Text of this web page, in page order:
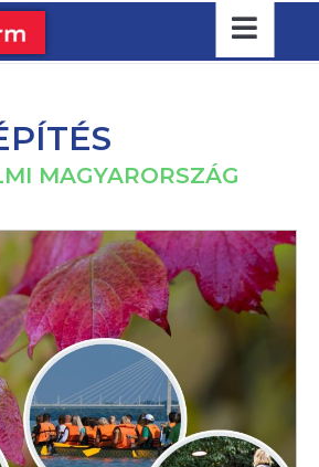
MAGYARORSZÁG